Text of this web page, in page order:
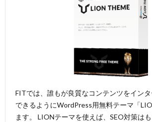
FITでは、誰もが良質なコンテンツをイン
できるようにWordPress用無料テーマ「
ます。 LIONテーマを使えば、SEO対策は